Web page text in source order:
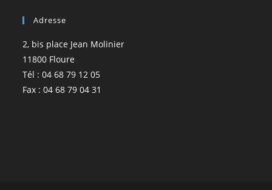
Adresse
2, bis place Jean Molinier
11800 Floure
Tél : 04 68 79 12 05
Fax : 04 68 79 04 31